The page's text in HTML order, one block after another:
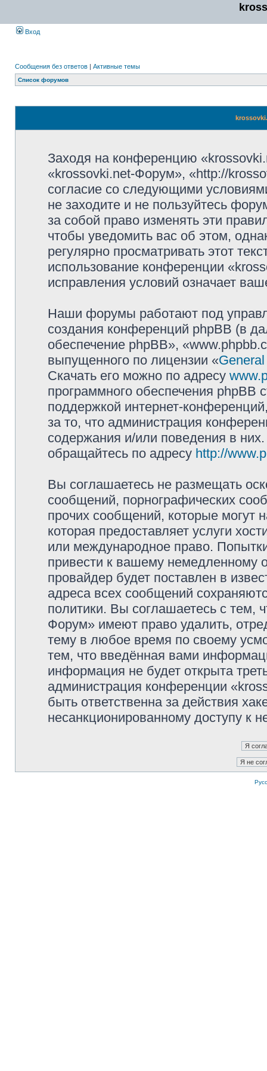
Вход
Сообщения без ответов | Активные темы
Список форумов
Заходя на конференцию
«krossovki.net-Форум», «http://
согласие со следующими
не заходите и не пользуйтесь
за собой право изменять эти
чтобы уведомить вас об этом,
регулярно просматривать этот
использование конференции
исправления условий означает
Наши форумы работают под
создания конференций phpBB (в
обеспечение phpBB»,
выпущенного по лицензии «
Скачать его можно по адресу
программного обеспечения phpBB
поддержкой интернет-
за то, что администрация
содержания и/или поведения в
обращайтесь по адресу http://
Вы соглашаетесь не размещать
сообщений, порнографических
прочих сообщений, которые могут
которая предоставляет услуги
или международное право.
привести к вашему немедленному
провайдер будет поставлен в
адреса всех сообщений
политики. Вы соглашаетесь с тем,
Форум» имеют право удалить,
тему в любое время по своему
тем, что введённая вами
информация не будет открыта
администрация конференции
быть ответственна за действия
несанкционированному доступу к